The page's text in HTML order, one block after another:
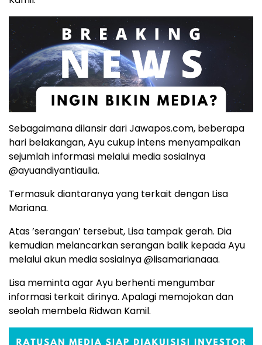
Sebagaimana dilansir dari Jawapos.com, beberapa
hari belakangan, Ayu cukup intens menyampaikan
sejumlah informasi melalui media sosialnya
@ayuandiyantiaulia.
Termasuk diantaranya yang terkait dengan Lisa
Mariana.
Atas ’serangan’ tersebut, Lisa tampak gerah. Dia
kemudian melancarkan serangan balik kepada Ayu
melalui akun media sosialnya @lisamarianaaa.
Lisa meminta agar Ayu berhenti mengumbar
informasi terkait dirinya. Apalagi memojokan dan
seolah membela Ridwan Kamil.